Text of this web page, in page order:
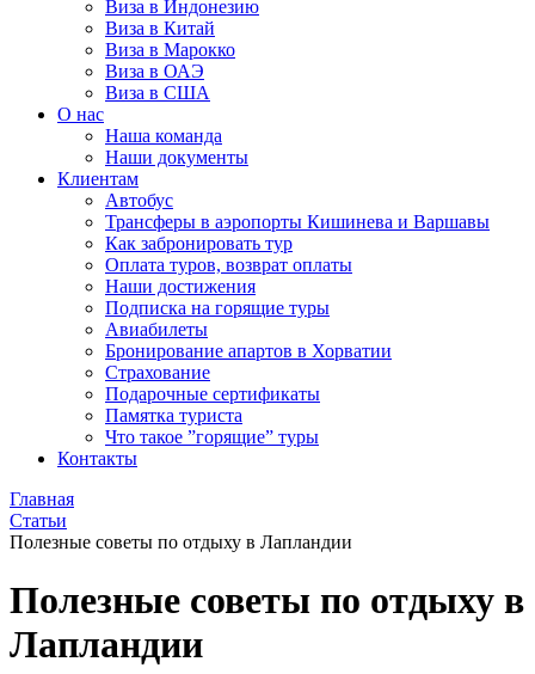
Виза в Индонезию
Виза в Китай
Виза в Марокко
Виза в ОАЭ
Виза в США
О нас
Наша команда
Наши документы
Клиентам
Автобус
Трансферы в аэропорты Кишинева и Варшавы
Как забронировать тур
Оплата туров, возврат оплаты
Наши достижения
Подписка на горящие туры
Авиабилеты
Бронирование апартов в Хорватии
Страхование
Подарочные сертификаты
Памятка туриста
Что такое ”горящие” туры
Контакты
Главная
Статьи
Полезные советы по отдыху в Лапландии
Полезные советы по отдыху в
Лапландии